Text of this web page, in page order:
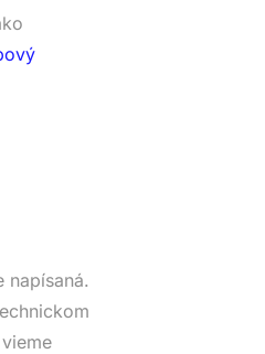
napísaná.